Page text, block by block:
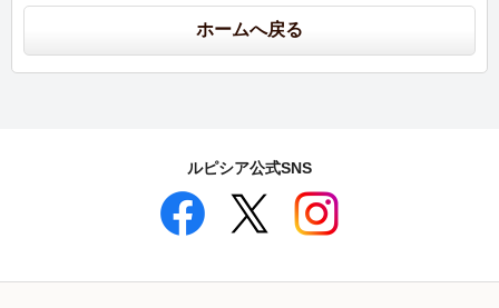
ルピシア公式SNS